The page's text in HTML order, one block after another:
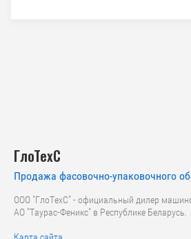
ГлоТехС
Продажа фасовочно-упаковочного
ООО "ГлоТехС" - официальный дилер
АО "Таурас-Феникс" в Республике Беларусь.